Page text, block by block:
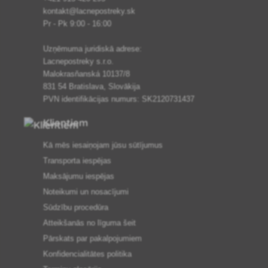
kontakt@lacnepostreky.sk
Pr - Pk 9:00 - 16:00
Uzņēmuma juridiskā adrese:
Lacnepostreky s.r.o.
Malokrasňanská 10137/8
831 54 Bratislava, Slovākija
PVN identifikācijas numurs: SK2120731437
Klientiem
Kā mēs iesaiņojam jūsu sūtījumus
Transporta iespējas
Maksājumu iespējas
Noteikumi un nosacījumi
Sūdzību procedūra
Atteikšanās no līguma šeit
Pārskats par pakalpojumiem
Konfidencialitātes politika